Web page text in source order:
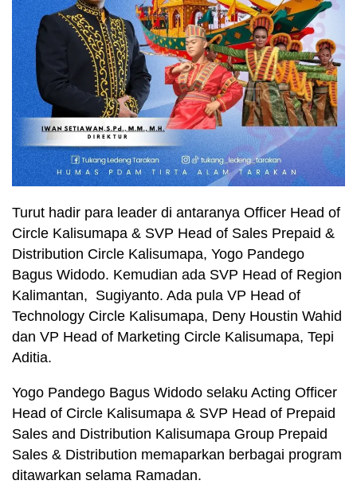
Turut hadir para leader di antaranya Officer Head of
Circle Kalisumapa & SVP Head of Sales Prepaid &
Distribution Circle Kalisumapa, Yogo Pandego
Bagus Widodo. Kemudian ada SVP Head of Region
Kalimantan, Sugiyanto. Ada pula ⁠VP Head of
Technology Circle Kalisumapa, Deny Houstin Wahid
dan ⁠VP Head of Marketing Circle Kalisumapa, Tepi
Aditia.
Yogo Pandego Bagus Widodo selaku Acting Officer
Head of Circle Kalisumapa & SVP Head of Prepaid
Sales and Distribution Kalisumapa Group Prepaid
Sales & Distribution memaparkan berbagai program
ditawarkan selama Ramadan.